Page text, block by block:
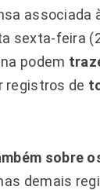
associada
sexta-feira
podem
registros de
sobre
demais